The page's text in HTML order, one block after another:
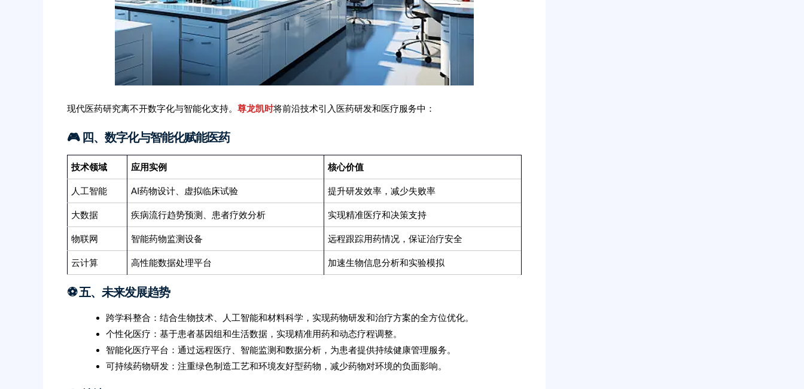
现代医药研究离不开数字化与智能化支持。 尊龙凯时将前沿技术引入医药研发和医疗服务中：
🎮 四、数字化与智能化赋能医药
技术领域 应用实例 核心价值
人工智能 AI药物设计、虚拟临床试验 提升研发效率，减少失败率
大数据 疾病流行趋势预测、患者疗效分析 实现精准医疗和决策支持
物联网 智能药物监测设备 远程跟踪用药情况，保证治疗安全
云计算 高性能数据处理平台 加速生物信息分析和实验模拟
⚽️ 五、未来发展趋势
跨学科整合：结合生物技术、人工智能和材料科学，实现药物研发和治疗方案的全方位优化。
个性化医疗：基于患者基因组和生活数据，实现精准用药和动态疗程调整。
智能化医疗平台：通过远程医疗、智能监测和数据分析，为患者提供持续健康管理服务。
可持续药物研发：注重绿色制造工艺和环境友好型药物，减少药物对环境的负面影响。